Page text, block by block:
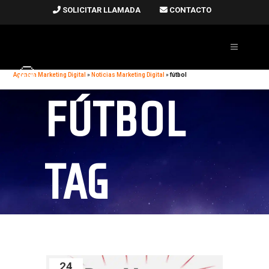
SOLICITAR LLAMADA CONTACTO
Agencia Marketing Digital » Noticias Marketing Digital »fútbol
FÚTBOL
TAG